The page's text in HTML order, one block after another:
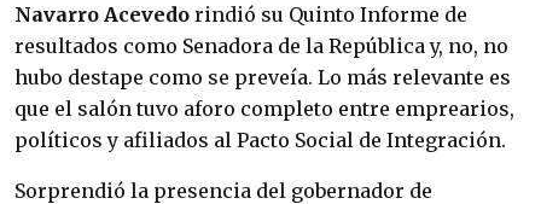
Navarro Acevedo rindió su Quinto Informe de
resultados como Senadora de la República y, no, no
hubo destape como se preveía. Lo más relevante es
que el salón tuvo aforo completo entre emprearios,
políticos y afiliados al Pacto Social de Integración.
Sorprendió la presencia del gobernador de